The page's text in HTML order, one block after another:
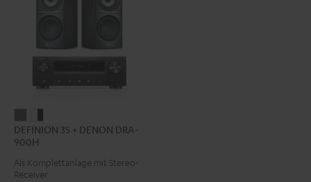
3S
+
DENON
3S
DENON
DEFINION 3S + DENON DRA-
900H
Als Komplettanlage mit Stereo-
Receiver